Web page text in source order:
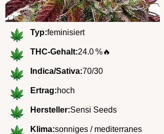
Typ:feminisiert
THC-Gehalt:24.0 %🔥
Indica/Sativa:70/30
Ertrag:hoch
Hersteller:Sensi Seeds
Klima:sonniges / mediterranes